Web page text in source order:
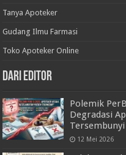
Tanya Apoteker
Gudang Ilmu Farmasi
Toko Apoteker Online
Dari Editor
Polemik
Degradasi
12 Mei 2026